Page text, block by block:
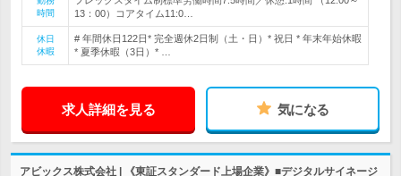
時間
13：00）コアタイム11:0…
休日
休暇
# 年間休日122日* 完全週休2日制（土・日）* 祝日 * 年末年始休暇
* 夏季休暇（3日）* …
求人詳細を見る 気になる
アビックス株式会社 | 《東証スタンダード上場企業》■デジタルサイネージ